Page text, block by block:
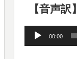
【音声
声
00:00